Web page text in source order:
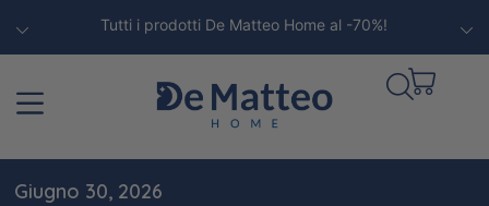
Tutti i prodotti De Matteo Home al -70%!
Giugno 30, 2026